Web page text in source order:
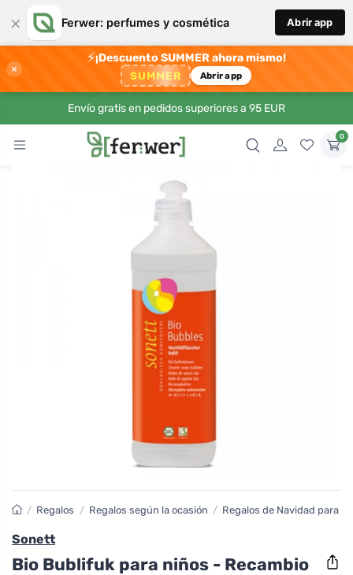
× Ferwer: perfumes y cosmética Abrir app
×
⚡¡Descuento SUMMER ahora mismo!
SUMMER Abrir app
Envío gratis en pedidos superiores a 95 EUR
0
/ Regalos / Regalos según la ocasión / Regalos de Navidad para
Sonett
Bio Bublifuk para niños - Recambio